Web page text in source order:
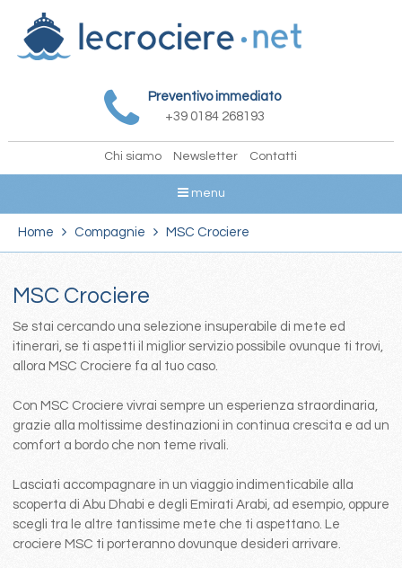
Preventivo immediato
+39 0184 268193
Chi siamo Newsletter Contatti
menu
Home Compagnie MSC Crociere
MSC Crociere
Se stai cercando una selezione insuperabile di mete ed
itinerari, se ti aspetti il miglior servizio possibile ovunque ti trovi,
allora MSC Crociere fa al tuo caso.
Con MSC Crociere vivrai sempre un esperienza straordinaria,
grazie alla moltissime destinazioni in continua crescita e ad un
comfort a bordo che non teme rivali.
Lasciati accompagnare in un viaggio indimenticabile alla
scoperta di Abu Dhabi e degli Emirati Arabi, ad esempio, oppure
scegli tra le altre tantissime mete che ti aspettano. Le
crociere MSC ti porteranno dovunque desideri arrivare.